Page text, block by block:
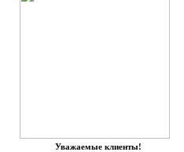
Уважаемые клиенты!